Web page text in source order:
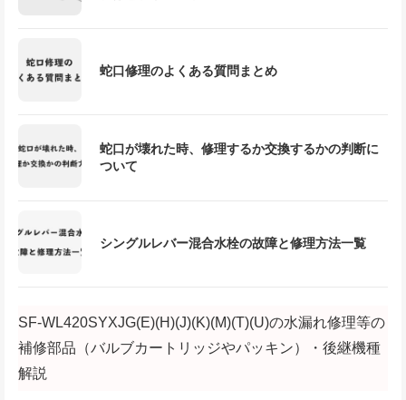
蛇口修理のよくある質問まとめ
蛇口が壊れた時、修理するか交換するかの判断に
ついて
シングルレバー混合水栓の故障と修理方法一覧
SF-WL420SYXJG(E)(H)(J)(K)(M)(T)(U)の水漏れ修理等の
補修部品（バルブカートリッジやパッキン）・後継機種
解説